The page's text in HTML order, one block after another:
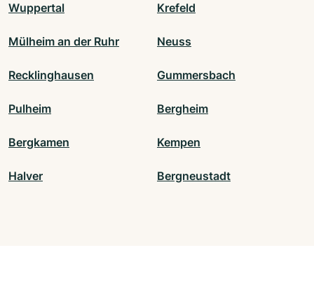
Wuppertal Krefeld
Mülheim an der Ruhr Neuss
Recklinghausen Gummersbach
Pulheim Bergheim
Bergkamen Kempen
Halver Bergneustadt